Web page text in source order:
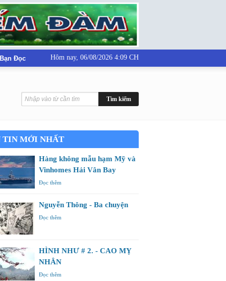
Đọc Hôm nay, 06/08/2026 4:09 CH
TIN MỚI NHẤT
Hàng không mẫu hạm Mỹ và
Vinhomes Hải Vân Bay
Đọc thêm
Nguyễn Thông - Ba chuyện
Đọc thêm
HÌNH NHƯ # 2. - CAO MỴ
NHÂN
Đọc thêm